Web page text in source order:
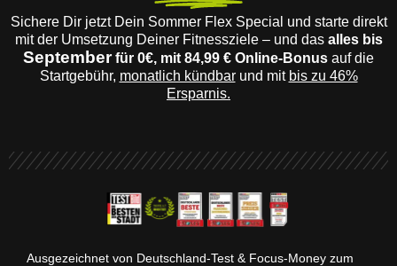
Sichere Dir jetzt Dein Sommer Flex Special und starte direkt
mit der Umsetzung Deiner Fitnessziele – und das alles bis
Septemberfür 0€, mit 84,99 € Online-Bonus auf die
Startgebühr, monatlich kündbarund mit bis zu 46%
Ersparnis.
Ausgezeichnet von Deutschland-Test & Focus-Money zum